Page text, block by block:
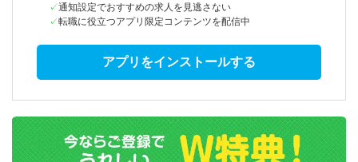
通知設定でおすすめの求人を見逃さない
転職に役立つアプリ限定コンテンツを配信中
アプリをインストールする